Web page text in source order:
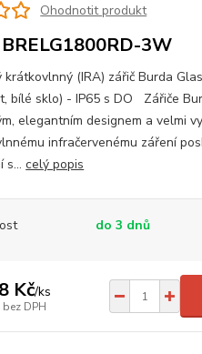
Ohodnotit produkt
3W
krátkovlnný (IRA) zářič Burda
bílé sklo) - IP65 s DO Zářiče
elegantním designem a velmi
infračervenému záření
s...celý popis
do 3 dnů
Kč/ks
bez DPH